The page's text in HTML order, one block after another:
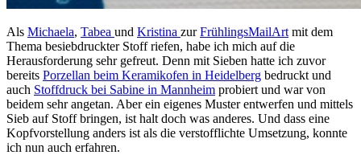
Als Michaela, Tabea und Kristina zurFrühlingsMailArt mit dem
Thema besiebdruckter Stoff riefen, habe ich mich auf die
Herausforderung sehr gefreut. Denn mit Sieben hatte ich zuvor
bereits Porzellan beim Keramikofen in Heidelberg bedruckt und
auch Stoffdruck bei Sabine in Mannheim probiert und war von
beidem sehr angetan. Aber ein eigenes Muster entwerfen und mittels
Sieb auf Stoff bringen, ist halt doch was anderes. Und dass eine
Kopfvorstellung anders ist als die verstofflichte Umsetzung, konnte
ich nun auch erfahren.